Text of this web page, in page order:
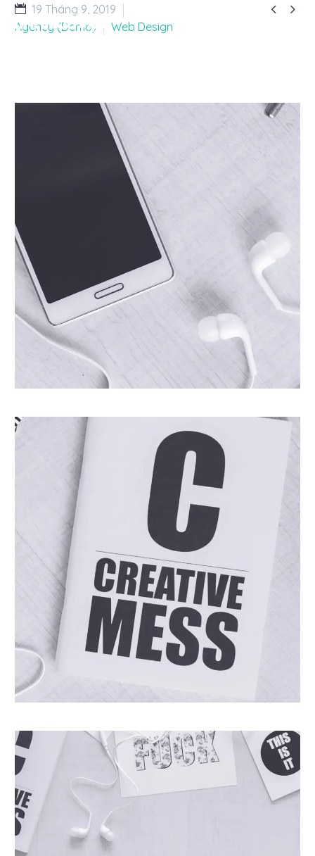
 
19 Tháng 9, 2019
Agency (Demo)
Web Design